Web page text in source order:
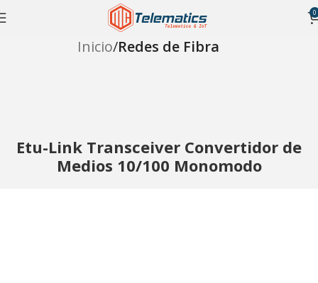
0
Inicio Redes de Fibra
Etu-Link Transceiver Convertidor de
Medios 10/100 Monomodo